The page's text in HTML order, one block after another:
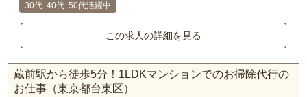
30代･40代･50代活躍中
この求人の詳細を見る
蔵前駅から徒歩5分！1LDKマンションでのお掃除代行の
お仕事（東京都台東区）